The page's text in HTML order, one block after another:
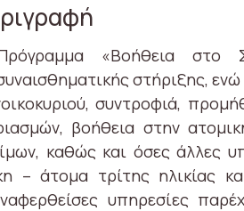
«Βοήθεια στο
στήριξης,
συντροφιά,
βοήθεια στην
καθώς και όσες άλλες
– άτομα τρίτης ηλικίας
υπηρεσίες